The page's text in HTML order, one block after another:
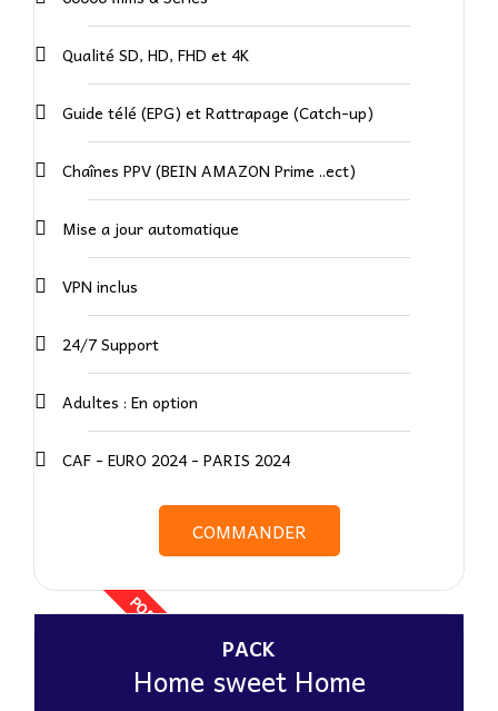
Qualité SD, HD, FHD et 4K
Guide télé (EPG) et Rattrapage (Catch-up)
Chaînes PPV (BEIN AMAZON Prime ..ect)
Mise a jour automatique
VPN inclus
24/7 Support
Adultes : En option
CAF - EURO 2024 - PARIS 2024
COMMANDER
POPULAIRE PACK
Home sweet Home